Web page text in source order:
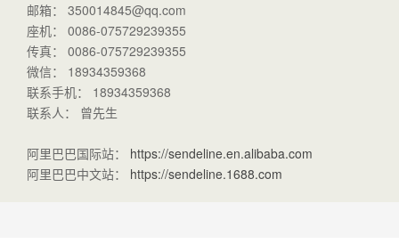
邮箱： 350014845@qq.com
座机： 0086-075729239355
传真： 0086-075729239355
微信： 18934359368
联系手机： 18934359368
联系人： 曾先生
阿里巴巴国际站： https://sendeline.en.alibaba.com
阿里巴巴中文站： https://sendeline.1688.com